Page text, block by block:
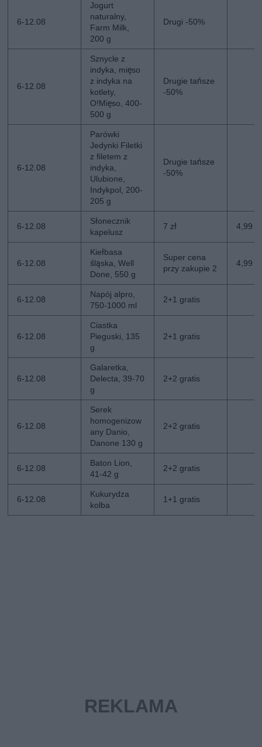
6-12.08
Jogurt
naturalny,
Farm Milk,
200 g
Drugi -50%
6-12.08
Sznycle z
indyka, mięso
z indyka na
kotlety,
O!Mięso, 400-
500 g
Drugie tańsze
-50%
6-12.08
Parówki
Jedynki Filetki
z filetem z
indyka,
Ulubione,
Indykpol, 200-
205 g
Drugie tańsze
-50%
6-12.08
Słonecznik
kapelusz
7 zł 4,99
6-12.08
Kiełbasa
śląska, Well
Done, 550 g
Super cena
przy zakupie 2
4,99
6-12.08
Napój alpro,
750-1000 ml
2+1 gratis
6-12.08
Ciastka
Pieguski, 135
g
2+1 gratis
6-12.08
Galaretka,
Delecta, 39-70
g
2+2 gratis
6-12.08
Serek
homogenizow
any Danio,
Danone 130 g
2+2 gratis
6-12.08
Baton Lion,
41-42 g
2+2 gratis
6-12.08
Kukurydza
kolba
1+1 gratis